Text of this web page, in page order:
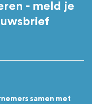
- meld je
samen met